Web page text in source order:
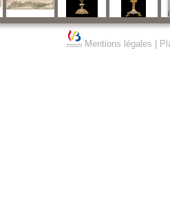
Mentions légales